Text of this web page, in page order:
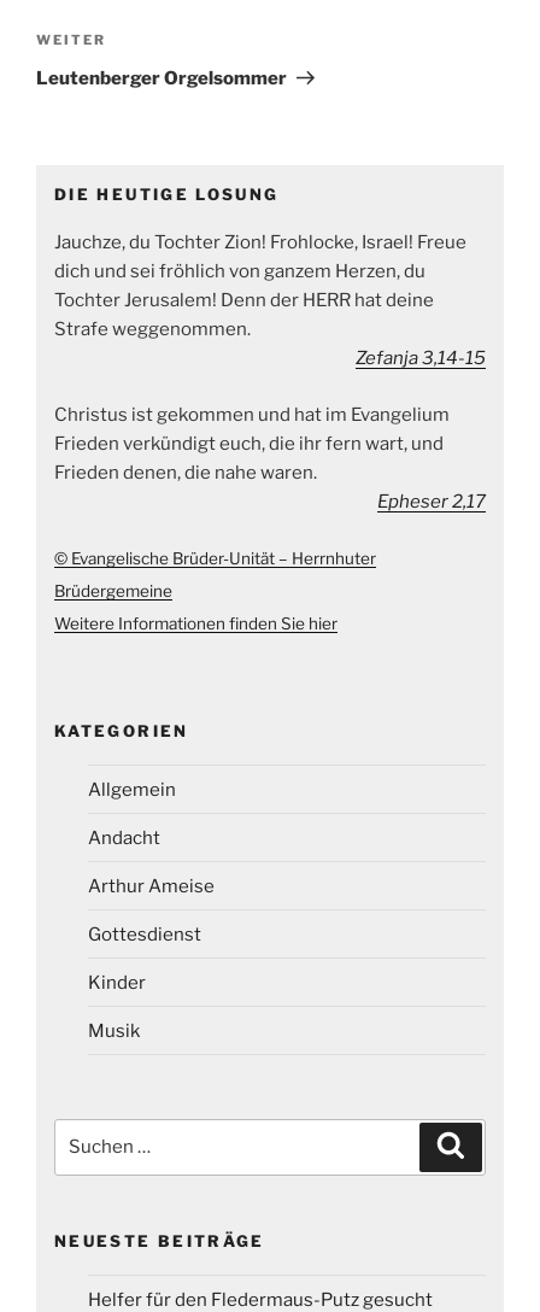
Nächster
Beitrag
WEITER
Leutenberger Orgelsommer
DIE HEUTIGE LOSUNG
Jauchze, du Tochter Zion! Frohlocke, Israel! Freue
dich und sei fröhlich von ganzem Herzen, du
Tochter Jerusalem! Denn der HERR hat deine
Strafe weggenommen.
Zefanja 3,14-15
Christus ist gekommen und hat im Evangelium
Frieden verkündigt euch, die ihr fern wart, und
Frieden denen, die nahe waren.
Epheser 2,17
© Evangelische Brüder-Unität – Herrnhuter
Brüdergemeine
Weitere Informationen finden Sie hier
KATEGORIEN
Allgemein
Andacht
Arthur Ameise
Gottesdienst
Kinder
Musik
nach:
NEUESTE BEITRÄGE
Helfer für den Fledermaus-Putz gesucht